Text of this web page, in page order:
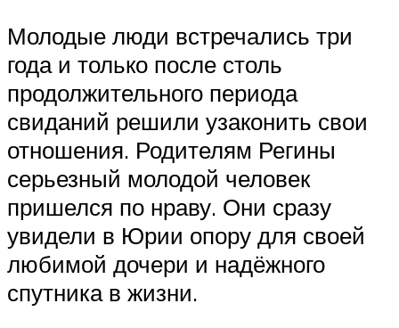
Молодые люди встречались три
года и только после столь
продолжительного периода
свиданий решили узаконить свои
отношения. Родителям Регины
серьезный молодой человек
пришелся по нраву. Они сразу
увидели в Юрии опору для своей
любимой дочери и надёжного
спутника в жизни.